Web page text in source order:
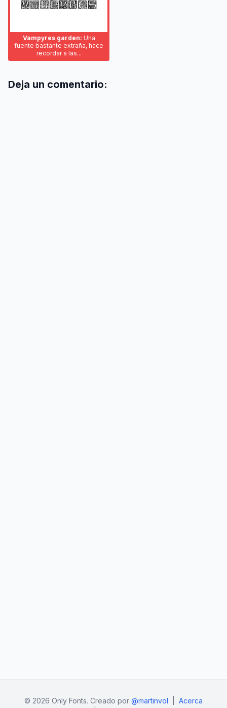
Vampyres garden: Una
fuente bastante extraña, hace
recordar a las...
Deja un comentario:
© 2026 Only Fonts. Creado por @martinvol
Acerca